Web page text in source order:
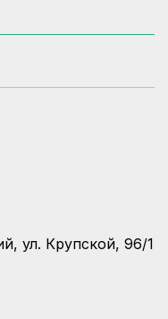
ул. Крупской, 96/1